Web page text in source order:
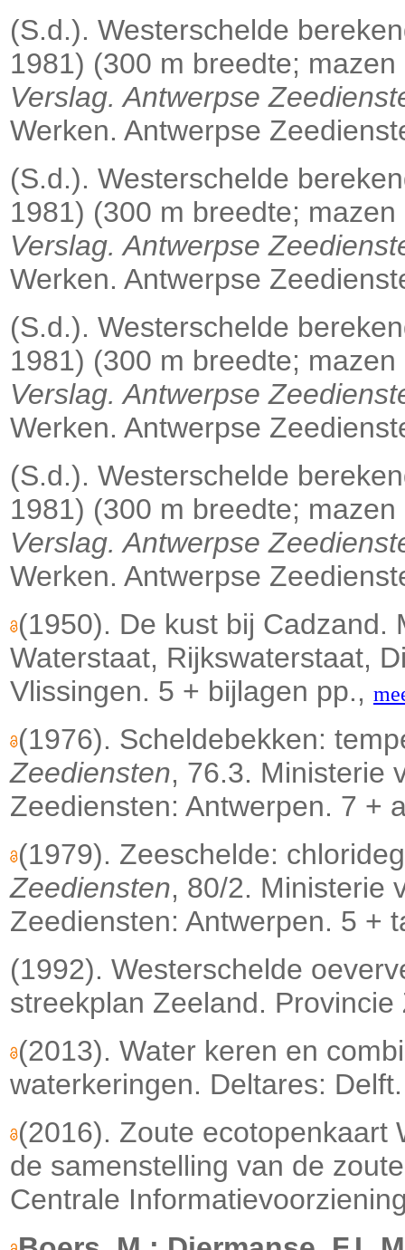
(S.d.). Westerschelde
1981) (300 m breedte;
Verslag. Antwerpse
Werken. Antwerpse
(S.d.). Westerschelde
1981) (300 m breedte;
Verslag. Antwerpse
Werken. Antwerpse
(S.d.). Westerschelde
1981) (300 m breedte;
Verslag. Antwerpse
Werken. Antwerpse
(S.d.). Westerschelde
1981) (300 m breedte;
Verslag. Antwerpse
Werken. Antwerpse
(1950). De kust bij Cadzand.
Waterstaat, Rijkswaterstaat,
Vlissingen. 5 + bijlagen pp.,
(1976). Scheldebekken:
Zeediensten, 76.3. Ministerie
Zeediensten: Antwerpen. 7 +
(1979). Zeeschelde:
Zeediensten, 80/2. Ministerie
Zeediensten: Antwerpen. 5 +
(1992). Westerschelde
streekplan Zeeland.
(2013). Water keren en
waterkeringen. Deltares:
(2016). Zoute ecotopenkaart
de samenstelling van de
Centrale